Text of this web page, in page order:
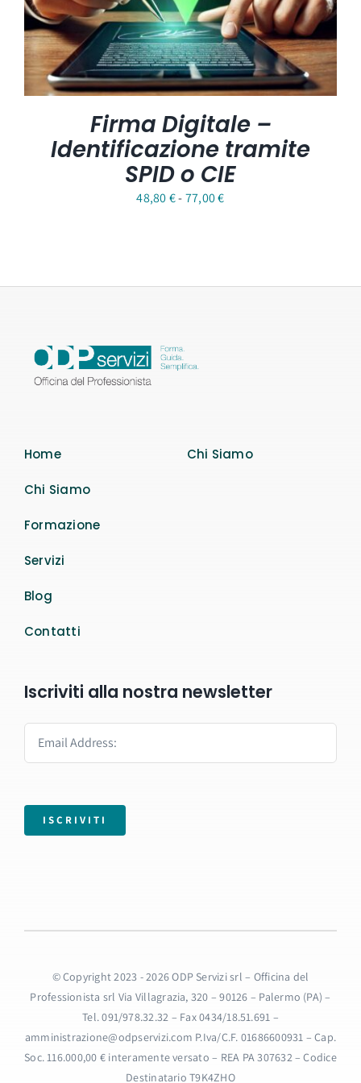
Firma Digitale –
Identificazione tramite
SPID o CIE
48,80€-77,00€Fascia
48,80 €
Home
Chi Siamo
Formazione
Servizi
Blog
Contatti
Chi Siamo
Iscriviti alla nostra newsletter
ISCRIVITI
© Copyright 2023 - 2026 ODP Servizi srl – Officina del
Professionista srl Via Villagrazia, 320 – 90126 – Palermo (PA) –
Tel. 091/978.32.32 – Fax 0434/18.51.691 –
amministrazione@odpservizi.com P.Iva/C.F. 01686600931 – Cap.
Soc. 116.000,00 € interamente versato – REA PA 307632 – Codice
Destinatario T9K4ZHO